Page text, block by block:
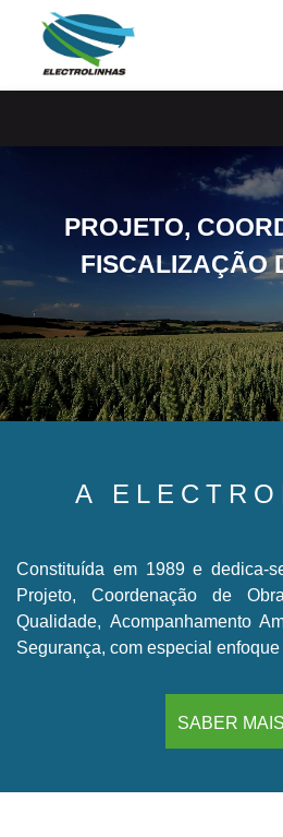
PROJETO,
FISCALIZAÇÃO
A
Constituída em 1989 e dedica-
Projeto, Coordenação de
Qualidade, Acompanhamento
Segurança, com especial
SABER MAIS